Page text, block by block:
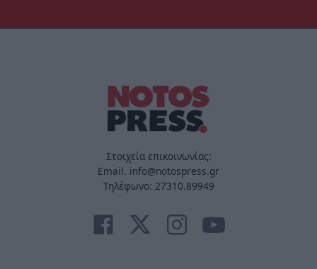
Στοιχεία επικοινωνίας:
Email. info@notospress.gr
Τηλέφωνο: 27310.89949